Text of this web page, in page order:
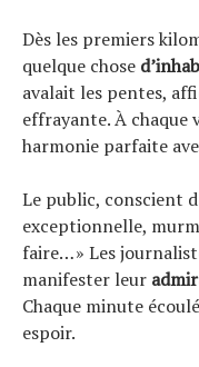
Dès les premiers
quelque chose
avalait les pentes,
effrayante. À chaque
harmonie parfaite
Le public, conscient
exceptionnelle,
faire… » Les
manifester leur
Chaque minute
espoir.